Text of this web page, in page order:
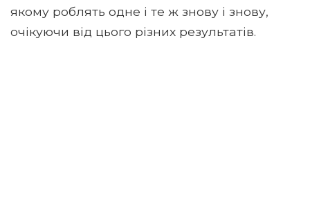
якому роблять одне і те ж знову і знову,
очікуючи від цього різних результатів.